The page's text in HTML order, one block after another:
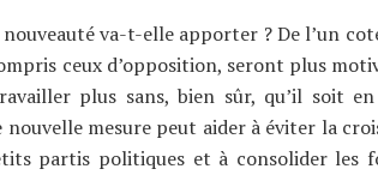
va-t-elle apporter ? De l’un
ceux d’opposition, seront plus
plus sans, bien sûr, qu’il soit
nouvelle mesure peut aider à éviter la
partis politiques et à consolider les